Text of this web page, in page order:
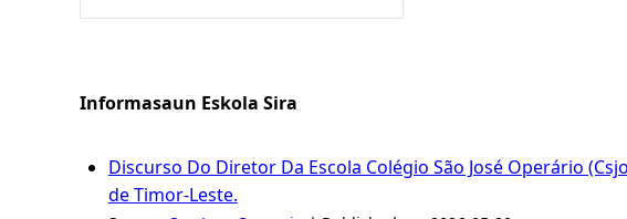
Informasaun Eskola Sira
Discurso Do Diretor Da Escola Colégio São José Operário
de Timor-Leste.